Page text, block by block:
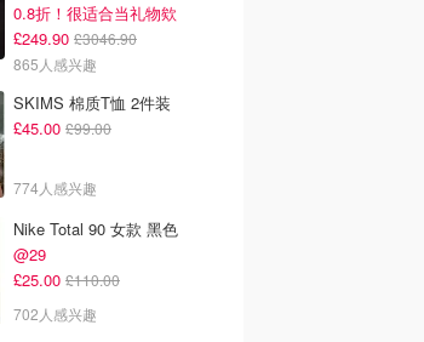
0.8折！很适合当礼物欸
£249.90 £3046.90
865人感兴趣
SKIMS 棉质T恤 2件装
£45.00 £99.00
774人感兴趣
Nike Total 90 女款 黑色
@29
£25.00 £110.00
702人感兴趣